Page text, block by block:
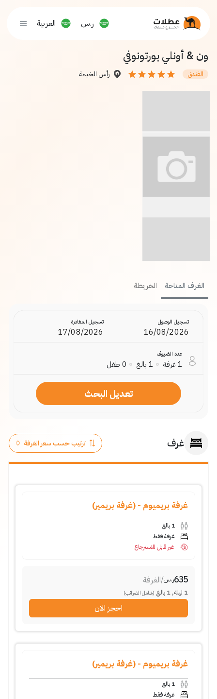
ر.س العربية
ون & أونلي بورتونوفي
الفندق رأس الخيمة
الغرف المتاحة الخريطة
تسجيل الوصول تسجيل المغادرة
عدد الضيوف
1غرفة 1 بالغ 0 طفل
تعديل البحث
غرف
غرفة بريميوم - (غرفة بريمير)
1 بالغ
غرفة فقط
غير قابل للاسترجاع
635ر.س/الغرفة
1 ليلة,
1 بالغ (شامل الضرائب)
احجز الان
غرفة بريميوم - (غرفة بريمير)
1 بالغ
غرفة فقط